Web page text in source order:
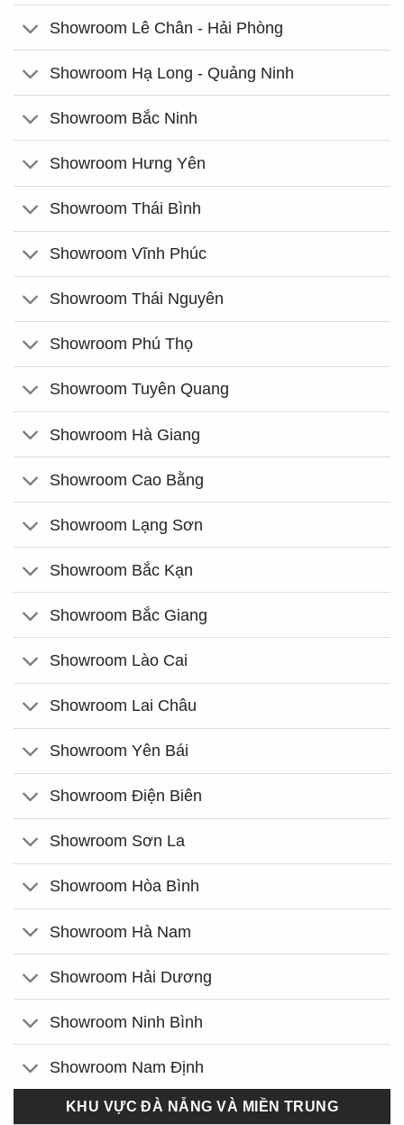
Showroom Lê Chân - Hải Phòng
Showroom Hạ Long - Quảng Ninh
Showroom Bắc Ninh
Showroom Hưng Yên
Showroom Thái Bình
Showroom Vĩnh Phúc
Showroom Thái Nguyên
Showroom Phú Thọ
Showroom Tuyên Quang
Showroom Hà Giang
Showroom Cao Bằng
Showroom Lạng Sơn
Showroom Bắc Kạn
Showroom Bắc Giang
Showroom Lào Cai
Showroom Lai Châu
Showroom Yên Bái
Showroom Điện Biên
Showroom Sơn La
Showroom Hòa Bình
Showroom Hà Nam
Showroom Hải Dương
Showroom Ninh Bình
Showroom Nam Định
KHU VỰC ĐÀ NẴNG VÀ MIỀN TRUNG